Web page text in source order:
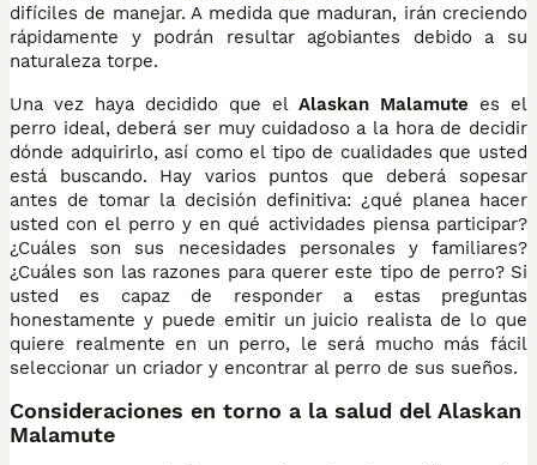
difíciles de manejar. A medida que maduran, irán creciendo
rápidamente y podrán resultar agobiantes debido a su
naturaleza torpe.
Una vez haya decidido que el Alaskan Malamute es el
perro ideal, deberá ser muy cuidadoso a la hora de decidir
dónde adquirirlo, así como el tipo de cualidades que usted
está buscando. Hay varios puntos que deberá sopesar
antes de tomar la decisión definitiva: ¿qué planea hacer
usted con el perro y en qué actividades piensa participar?
¿Cuáles son sus necesidades personales y familiares?
¿Cuáles son las razones para querer este tipo de perro? Si
usted es capaz de responder a estas preguntas
honestamente y puede emitir un juicio realista de lo que
quiere realmente en un perro, le será mucho más fácil
seleccionar un criador y encontrar al perro de sus sueños.
Consideraciones en torno a la salud del Alaskan
Malamute